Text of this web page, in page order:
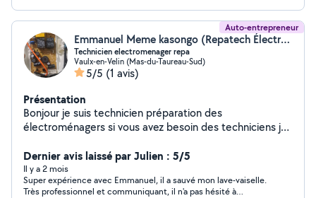
Auto-entrepreneur
Emmanuel Meme kasongo (Repatech Électroménager)
Technicien electromenager repa
Vaulx-en-Velin (Mas-du-Taureau-Sud)
5/5 (1 avis)
Présentation
Bonjour je suis technicien préparation des
électroménagers si vous avez besoin des techniciens je
Dernier avis laissé par Julien : 5/5
Il y a 2 mois
Super expérience avec Emmanuel, il a sauvé mon lave-vaiselle.
Très professionnel et communiquant, il n'a pas hésité à